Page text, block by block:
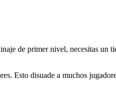
de primer nivel, necesitas un
Esto disuade a muchos